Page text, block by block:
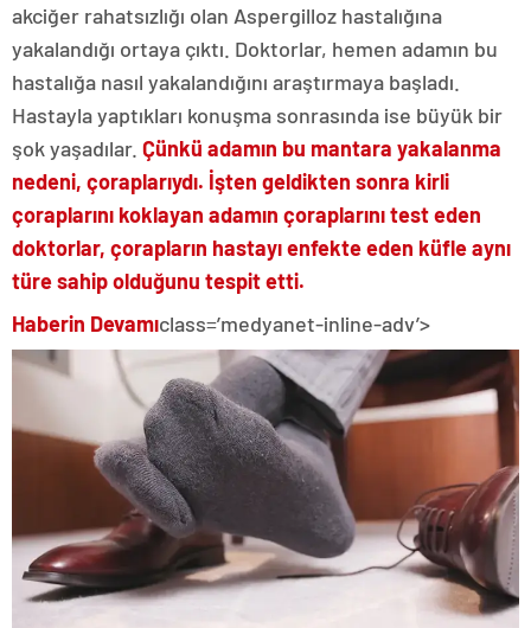
akciğer rahatsızlığı olan Aspergilloz hastalığına
yakalandığı ortaya çıktı. Doktorlar, hemen adamın bu
hastalığa nasıl yakalandığını araştırmaya başladı.
Hastayla yaptıkları konuşma sonrasında ise büyük bir
şok yaşadılar. Çünkü adamın bu mantara yakalanma
nedeni, çoraplarıydı. İşten geldikten sonra kirli
çoraplarını koklayan adamın çoraplarını test eden
doktorlar, çorapların hastayı enfekte eden küfle aynı
türe sahip olduğunu tespit etti.
Haberin Devamıclass=’medyanet-inline-adv’>